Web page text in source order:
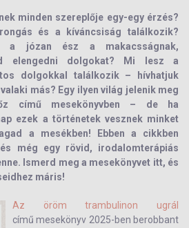
minden szereplője egy-egy érzés?
és a kíváncsiság találkozik?
a józan ész a makacsságnak,
elengedni dolgokat? Mi lesz a
dolgokkal találkozik – hívhatjuk
más? Egy ilyen világ jelenik meg
című mesekönyvben – de ha
ezek a történetek vesznek minket
a mesékben! Ebben a cikkben
még egy rövid, irodalomterápiás
Ismerd meg a mesekönyvet itt, és
máris!
Az öröm trambulinon ugrál
című mesekönyv 2025-ben berobbant